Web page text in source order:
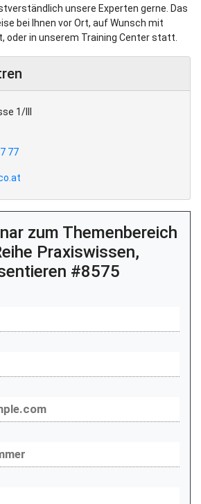
unsere Experten gerne. Das
bei Ihnen vor Ort, auf Wunsch mit
oder in unserem Training Center statt.
1/III
77
zum Themenbereich
Praxiswissen,
#8575